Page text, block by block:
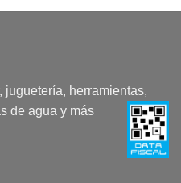
juguetería, herramientas,
de agua y más